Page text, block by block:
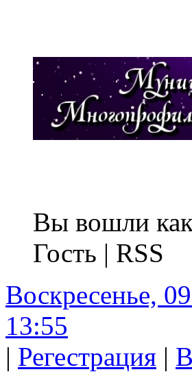
Вы вошли
Гость | RSS
Воскресенье,
13:55
| Регестрация |